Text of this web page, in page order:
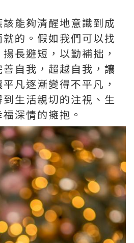
能夠清醒地意識到成
的。假如我們可以找
長避短，以勤補拙，
自我，超越自我，讓
凡逐漸變得不平凡，
生活親切的注視、生
深情的擁抱。